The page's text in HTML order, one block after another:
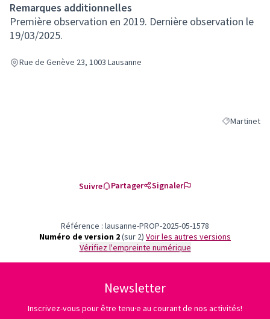
Remarques additionnelles
Première observation en 2019. Dernière observation le
19/03/2025.
Rue de Genève 23, 1003 Lausanne
Filtrer les
Martinet
Suivre Partager Signaler
Référence : lausanne-PROP-2025-05-1578
Numéro de version 2(sur 2)
voir les autres versions
Vérifiez l'empreinte numérique
Newsletter
Inscrivez-vous pour être tenu·e au courant de nos activités!